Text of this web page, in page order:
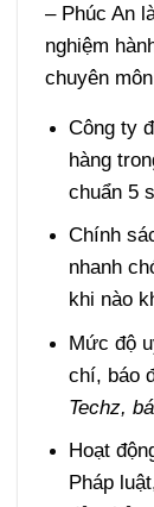
– Phúc An
nghiệm
chuyên
Công ty
hàng
chuẩn 5
Chính
nhanh
khi nào
Mức độ
chí, báo
Techz,
Hoạt
Pháp